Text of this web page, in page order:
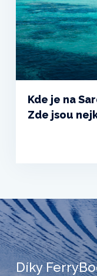
Kde je na
Zde jsou
Díky